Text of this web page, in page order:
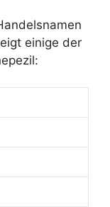
einige der